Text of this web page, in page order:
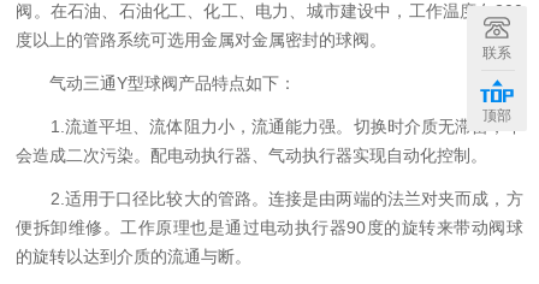
阀。在石油、石油化工、化工、电力、城市建设中，工作温度在200
度以上的管路系统可选用金属对金属密封的球阀。
气动三通Y型球阀产品特点如下：
1.流道平坦、流体阻力小，流通能力强。切换时介质无滞留，不
会造成二次污染。配电动执行器、气动执行器实现自动化控制。
2.适用于口径比较大的管路。连接是由两端的法兰对夹而成，方
便拆卸维修。工作原理也是通过电动执行器90度的旋转来带动阀球
的旋转以达到介质的流通与断。
联系
顶部